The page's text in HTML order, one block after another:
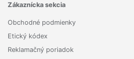
Zákaznícka sekcia
Obchodné podmienky
Etický kódex
Reklamačný poriadok